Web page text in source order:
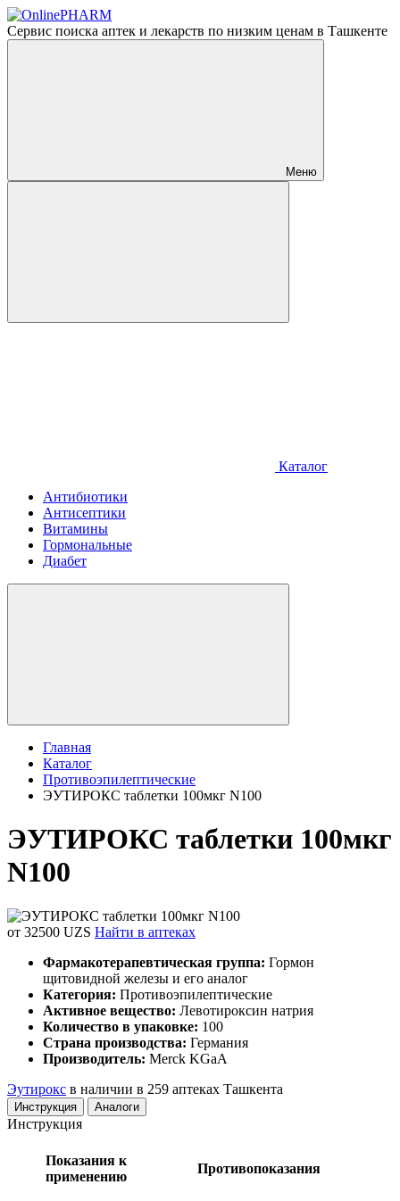
Сервис поиска аптек и лекарств по низким ценам в Ташкенте
Меню
Каталог
Антибиотики
Антисептики
Витамины
Гормональные
Диабет
Главная
Каталог
Противоэпилептические
ЭУТИРОКС таблетки 100мкг N100
ЭУТИРОКС таблетки 100мкг
N100
от 32500 UZS Найти в аптеках
Фармакотерапевтическая группа: Гормон
щитовидной железы и его аналог
Категория: Противоэпилептические
Активное вещество: Левотироксин натрия
Количество в упаковке: 100
Страна производства: Германия
Производитель: Merck KGaA
Эутирокс в наличии в 259 аптеках Ташкента
Инструкция Аналоги
Инструкция
Показания к
применению
Противопоказания